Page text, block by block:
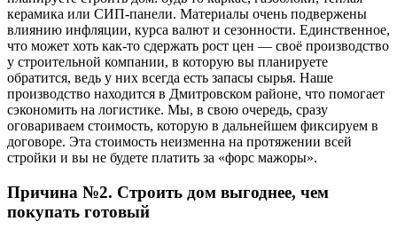
керамика или СИП-панели. Материалы очень подвержены
влиянию инфляции, курса валют и сезонности. Единственное,
что может хоть как-то сдержать рост цен — своё производство
у строительной компании, в которую вы планируете
обратится, ведь у них всегда есть запасы сырья. Наше
производство находится в Дмитровском районе, что помогает
сэкономить на логистике. Мы, в свою очередь, сразу
оговариваем стоимость, которую в дальнейшем фиксируем в
договоре. Эта стоимость неизменна на протяжении всей
стройки и вы не будете платить за «форс мажоры».
Причина №2. Строить дом выгоднее, чем
покупать готовый